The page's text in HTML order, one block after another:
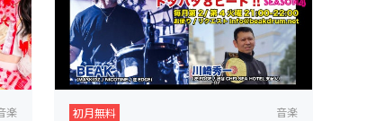
楽 初月無料 音楽